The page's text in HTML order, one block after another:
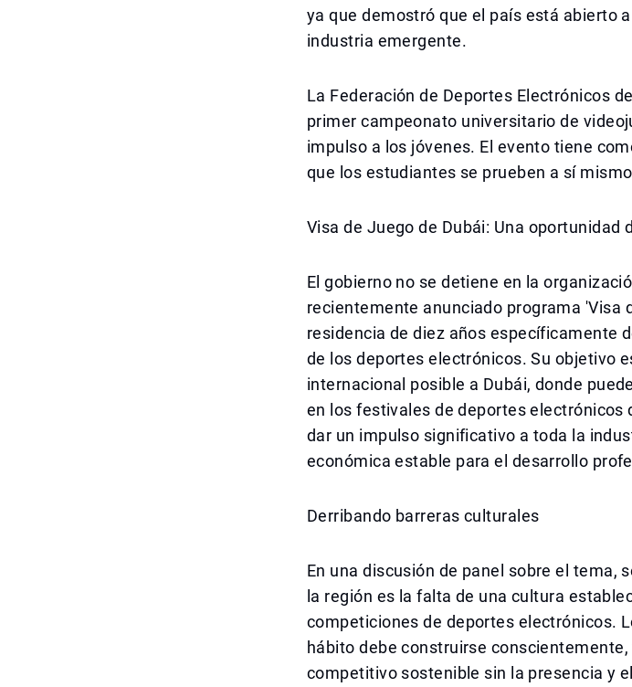
ya que demostró que el país está abierto
industria emergente.
La Federación de Deportes Electrónicos
primer campeonato universitario de
impulso a los jóvenes. El evento tiene
que los estudiantes se prueben a sí
Visa de Juego de Dubái: Una oportunidad
El gobierno no se detiene en la
recientemente anunciado programa 'Visa
residencia de diez años específicamente
de los deportes electrónicos. Su objetivo
internacional posible a Dubái, donde
en los festivales de deportes electrónicos
dar un impulso significativo a toda la
económica estable para el desarrollo
Derribando barreras culturales
En una discusión de panel sobre el tema,
la región es la falta de una cultura
competiciones de deportes electrónicos.
hábito debe construirse
competitivo sostenible sin la presencia y